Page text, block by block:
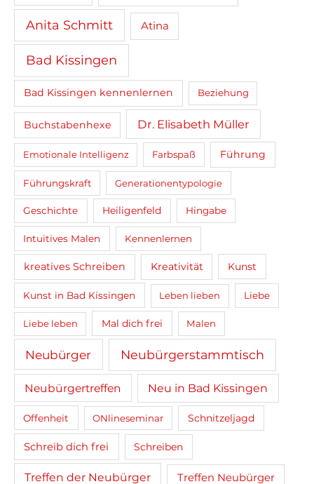
Anita Schmitt Atina
Bad Kissingen
Bad Kissingen kennenlernen Beziehung
Buchstabenhexe Dr. Elisabeth Müller
Emotionale Intelligenz Farbspaß Führung
Führungskraft Generationentypologie
Geschichte Heiligenfeld Hingabe
Intuitives Malen Kennenlernen
kreatives Schreiben Kreativität Kunst
Kunst in Bad Kissingen Leben lieben Liebe
Liebe leben Mal dich frei Malen
Neubürger Neubürgerstammtisch
Neubürgertreffen Neu in Bad Kissingen
Offenheit ONlineseminar Schnitzeljagd
Schreib dich frei Schreiben
Treffen der Neubürger Treffen Neubürger